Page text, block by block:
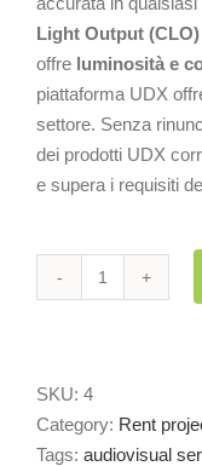
Light Output (CLO)
offre luminosità e
piattaforma UDX
settore. Senza
dei prodotti UDX
e supera i requisiti
Barco
32.000
SKU: 4
Category: Rent
Tags: audiovisual